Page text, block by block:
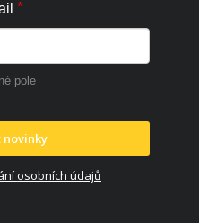
*
pole
osobních údajů